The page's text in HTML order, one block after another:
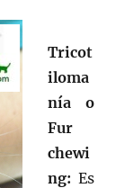
Tricot
iloma
nía o
Fur
chewi
ng: Es